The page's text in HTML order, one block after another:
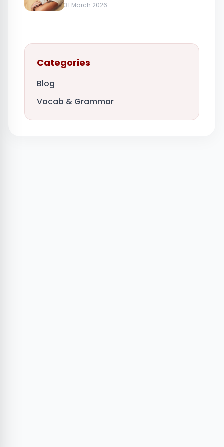
31 March 2026
Categories
Blog
Vocab & Grammar